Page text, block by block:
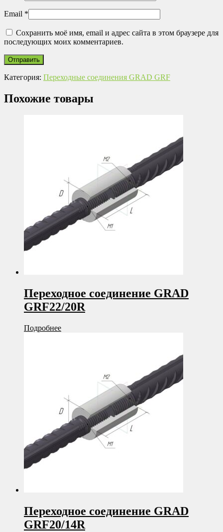
Email *
Сохранить моё имя, email и адрес сайта в этом браузере для
последующих моих комментариев.
Категория: Переходные соединения GRAD GRF
Похожие товары
Переходное соединение GRAD
GRF22/20R
Подробнее
Переходное соединение GRAD
GRF20/14R